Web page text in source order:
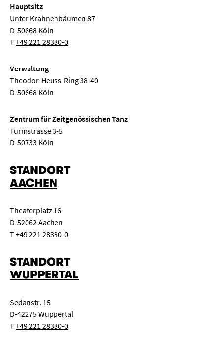
Hauptsitz
Unter Krahnenbäumen 87
D-50668 Köln
T+49 221 28380-0
Verwaltung
Theodor-Heuss-Ring 38-40
D-50668 Köln
Zentrum für Zeitgenössischen Tanz
Turmstrasse 3-5
D-50733 Köln
STANDORT
AACHEN
Theaterplatz 16
D-52062 Aachen
T+49 221 28380-0
STANDORT
WUPPERTAL
Sedanstr. 15
D-42275 Wuppertal
T+49 221 28380-0